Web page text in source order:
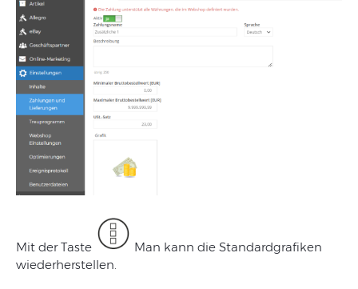
Mit der Taste
Man kann die Standardgrafiken
wiederherstellen.